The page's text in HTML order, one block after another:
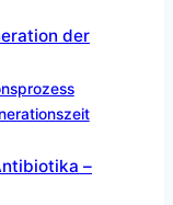
der
–